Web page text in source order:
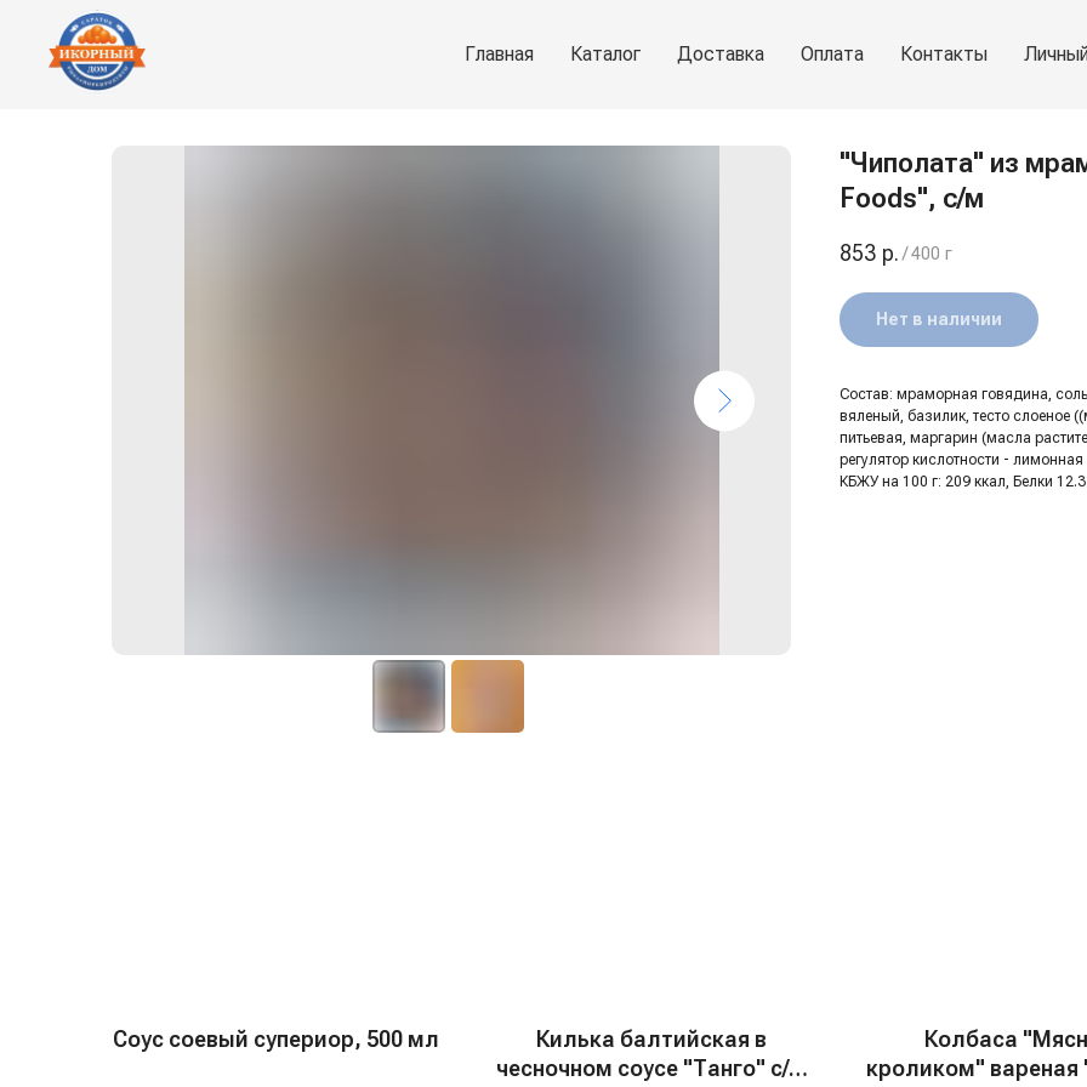
Главная Каталог Доставка Оплата Контакты
"Чиполата" из
Foods", с/м
853 р. /400 г
Нет в наличии
Состав: мраморная говядина,
вяленый, базилик, тесто слоеное
питьевая, маргарин (масла
регулятор кислотности - лимонная
КБЖУ на 100 г: 209 ккал, Белки
Соус соевый супериор, 500 мл
Килька балтийская в
чесночном соусе "Танго" с/с,
Колбаса
кроликом" вареная